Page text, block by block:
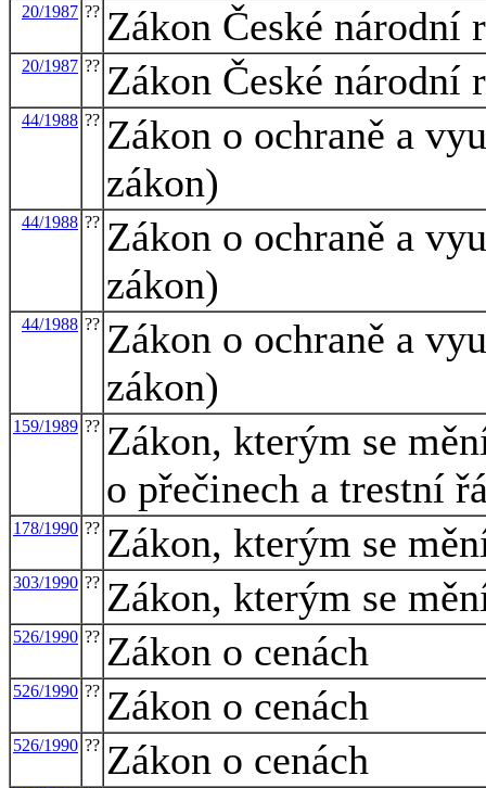
20/1987 ?? Zákon České národní
20/1987 ?? Zákon České národní
44/1988 ?? Zákon o ochraně a
zákon)
44/1988 ?? Zákon o ochraně a
zákon)
44/1988 ?? Zákon o ochraně a
zákon)
159/1989 ?? Zákon, kterým se
o přečinech a trestní
178/1990 ?? Zákon, kterým se
303/1990 ?? Zákon, kterým se
526/1990 ?? Zákon o cenách
526/1990 ?? Zákon o cenách
526/1990 ?? Zákon o cenách